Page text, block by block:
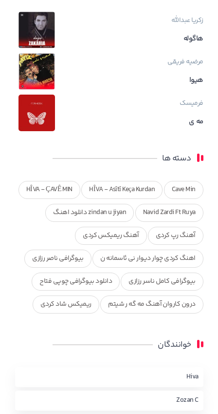
زکریا عبدالله
هاگوله
مرضیه فریقی
هیوا
فرمیسک
مه ی
دسته ها
Cave Min
HÎVA - Asîtî Keça Kurdan
HÎVA - ÇAVÊ MIN
Navid Zardi Ft Ruya zindan u jiyan دانلود اهنگ
آهنگ رپ کردی آهنگ ریمیکس کردی
اهنگ کردی چوار دیوار نی ئاسمانه ن بیوگرافی ناصر رزازی
بیوگرافی کامل ناسر رزازی دانلود بیوگرافی چوپی فتاح
درون کاروان آهنگ مه گه ر شیتم ریمیکس شاد کردی
محمد جزا
چاو من
خوانندگان
Hiva
Zozan C